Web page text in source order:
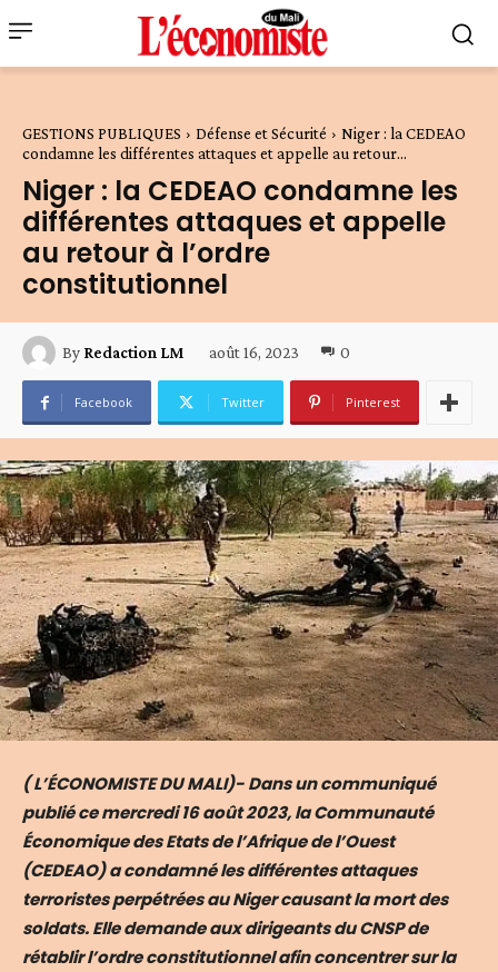
GESTIONS PUBLIQUES Défense et Sécurité
Niger : la CEDEAO
condamne les différentes attaques et appelle au retour...
Niger : la CEDEAO condamne les
différentes attaques et appelle
au retour à l’ordre
constitutionnel
By Redaction LM août 16, 2023 0
Facebook Twitter Pinterest
( L’ÉCONOMISTE DU MALI)- Dans un communiqué
publié ce mercredi 16 août 2023, la Communauté
Économique des Etats de l’Afrique de l’Ouest
(CEDEAO) a condamné les différentes attaques
terroristes perpétrées au Niger causant la mort des
soldats. Elle demande aux dirigeants du CNSP de
rétablir l’ordre constitutionnel afin concentrer sur la